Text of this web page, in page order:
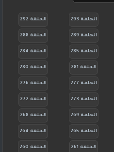
الحلقة 293 الحلقة 292
الحلقة 289 الحلقة 288
الحلقة 285 الحلقة 284
الحلقة 281 الحلقة 280
الحلقة 277 الحلقة 276
الحلقة 273 الحلقة 272
الحلقة 269 الحلقة 268
الحلقة 265 الحلقة 264
الحلقة 261 الحلقة 260